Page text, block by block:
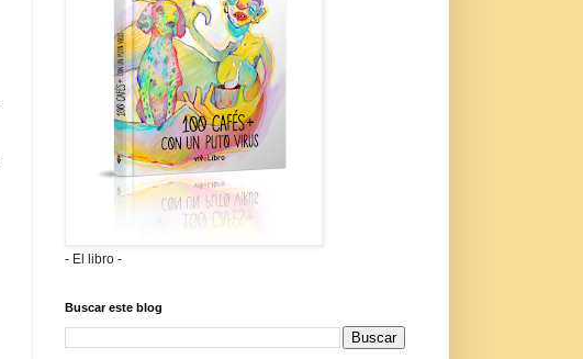
- El libro -
Buscar este blog